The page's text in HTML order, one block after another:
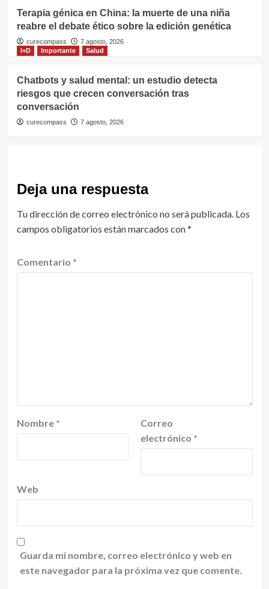
Terapia génica en China: la muerte de una niña
reabre el debate ético sobre la edición genética
curecompass
7 agosto, 2026
I+D
Importante Salud
Chatbots y salud mental: un estudio detecta
riesgos que crecen conversación tras
conversación
curecompass 7 agosto, 2026
Deja una respuesta
Tu dirección de correo electrónico no será publicada. Los
campos obligatorios están marcados con*
Comentario *
Nombre *
Correo
electrónico *
Web
Guarda mi nombre, correo electrónico y web en
este navegador para la próxima vez que comente.